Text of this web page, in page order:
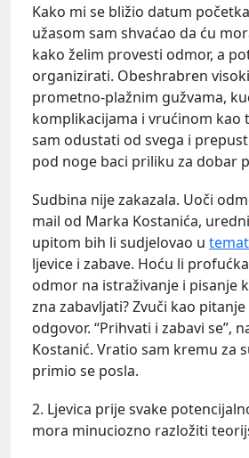
Kako mi se bližio datum
užasom sam shvaćao da ću
kako želim provesti odmor, a
organizirati. Obeshrabren
prometno-plažnim gužvama,
komplikacijama i vrućinom kao
sam odustati od svega i
pod noge baci priliku za dobar
Sudbina nije zakazala. Uoči
mail od Marka Kostanića,
upitom bih li sudjelovao u
ljevice i zabave. Hoću li
odmor na istraživanje i pisanje
zna zabavljati? Zvuči kao
odgovor. “Prihvati i zabavi se”,
Kostanić. Vratio sam kremu za
primio se posla.
2. Ljevica prije svake
mora minuciozno razložiti